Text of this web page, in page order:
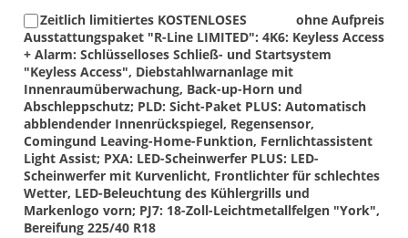
ohne Aufpreis
Zeitlich limitiertes KOSTENLOSES
Ausstattungspaket "R-Line LIMITED": 4K6: Keyless Access
+ Alarm: Schlüsselloses Schließ- und Startsystem
"Keyless Access", Diebstahlwarnanlage mit
Innenraumüberwachung, Back-up-Horn und
Abschleppschutz; PLD: Sicht-Paket PLUS: Automatisch
abblendender Innenrückspiegel, Regensensor,
Comingund Leaving-Home-Funktion, Fernlichtassistent
Light Assist; PXA: LED-Scheinwerfer PLUS: LED-
Scheinwerfer mit Kurvenlicht, Frontlichter für schlechtes
Wetter, LED-Beleuchtung des Kühlergrills und
Markenlogo vorn; PJ7: 18-Zoll-Leichtmetallfelgen "York",
Bereifung 225/40 R18